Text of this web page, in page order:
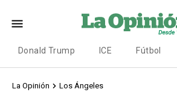
Donald Trump ICE Fútbol
La Opinión Los Ángeles